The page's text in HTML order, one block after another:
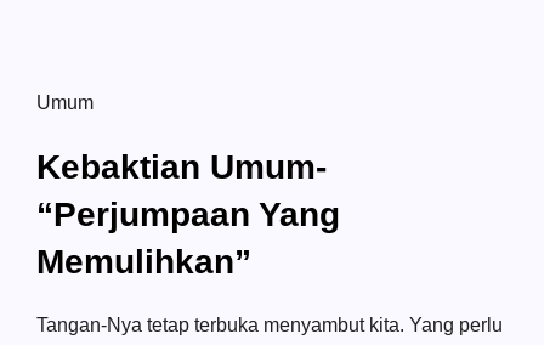
Umum
Kebaktian Umum-
“Perjumpaan Yang
Memulihkan”
Tangan-Nya tetap terbuka menyambut kita. Yang perlu